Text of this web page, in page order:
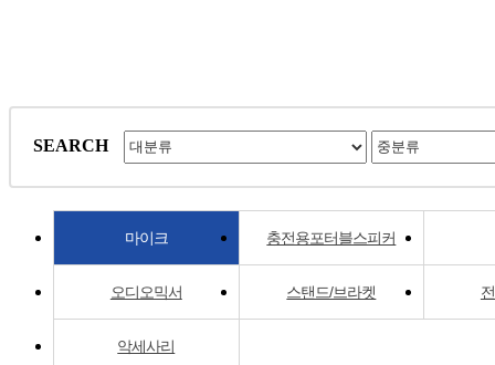
SEARCH
마이크 충전용포터블스피커
오디오믹서 스탠드/브라켓
악세사리